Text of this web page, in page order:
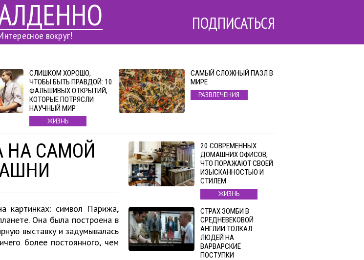
вокруг!
ПОДПИСАТЬСЯ
СЛИШКОМ ХОРОШО,
ЧТОБЫ БЫТЬ ПРАВДОЙ: 10
ФАЛЬШИВЫХ ОТКРЫТИЙ,
КОТОРЫЕ ПОТРЯСЛИ
НАУЧНЫЙ МИР
ЖИЗНЬ
САМЫЙ СЛОЖНЫЙ ПАЗЛ В
МИРЕ
РАЗВЛЕЧЕНИЯ
НА САМОЙ
картинках: символ Парижа,
Она была построена в
выставку и задумывалась
более постоянного, чем
20 СОВРЕМЕННЫХ
ДОМАШНИХ ОФИСОВ,
ЧТО ПОРАЖАЮТ СВОЕЙ
ИЗЫСКАННОСТЬЮ И
СТИЛЕМ
ЖИЗНЬ
СТРАХ ЗОМБИ В
СРЕДНЕВЕКОВОЙ
АНГЛИИ ТОЛКАЛ
ЛЮДЕЙ НА
ВАРВАРСКИЕ
ПОСТУПКИ